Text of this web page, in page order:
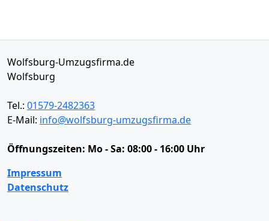
Wolfsburg-Umzugsfirma.de
Wolfsburg
Tel.: 01579-2482363
E-Mail: info@wolfsburg-umzugsfirma.de
Öffnungszeiten: Mo - Sa: 08:00 - 16:00 Uhr
Impressum
Datenschutz